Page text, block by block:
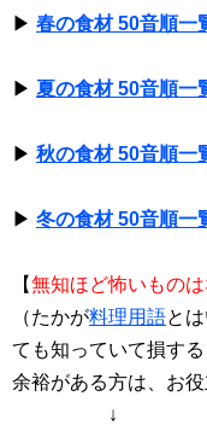
▶ 春の食材 50音順一
▶ 夏の食材 50音順一
▶ 秋の食材 50音順一
▶ 冬の食材 50音順一
【無知ほど怖いもの
（たかが料理用語と
ても知っていて損す
余裕がある方は、お
↓